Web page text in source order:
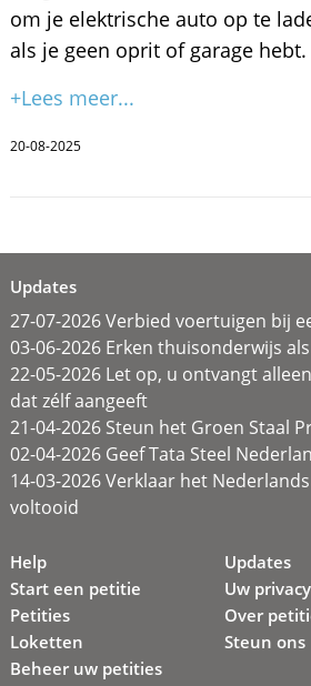
om je elektrische auto op te
als je geen oprit of garage hebt.
+Lees meer...
20-08-2025
Updates
27-07-2026 Verbied voertuigen bij
03-06-2026 Erken thuisonderwijs
22-05-2026 Let op, u ontvangt
dat zélf aangeeft
21-04-2026 Steun het Groen Staal
02-04-2026 Geef Tata Steel
14-03-2026 Verklaar het
voltooid
Help
Start een petitie
Petities
Loketten
Beheer uw petities
Updates
Uw privacy
Over
Steun ons